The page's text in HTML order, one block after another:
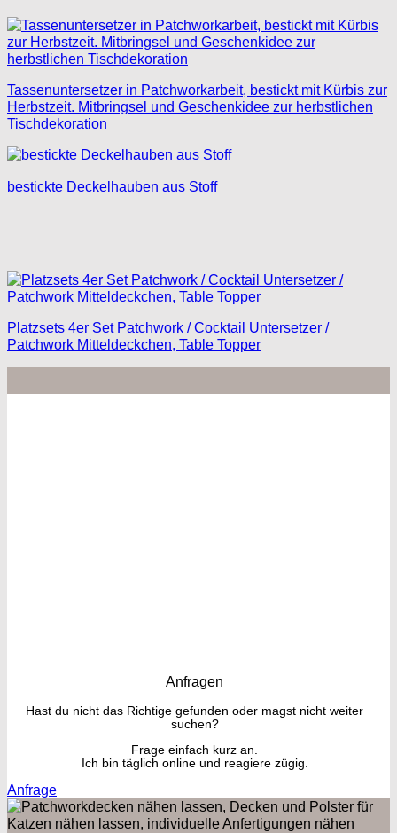
Tassenuntersetzer in Patchworkarbeit, bestickt mit Kürbis zur
Herbstzeit. Mitbringsel und Geschenkidee zur herbstlichen
Tischdekoration
bestickte Deckelhauben aus Stoff
Platzsets 4er Set Patchwork / Cocktail Untersetzer /
Patchwork Mitteldeckchen, Table Topper
Anfragen
Hast du nicht das Richtige gefunden oder magst nicht weiter
suchen?
Frage einfach kurz an.
Ich bin täglich online und reagiere zügig.
Anfrage